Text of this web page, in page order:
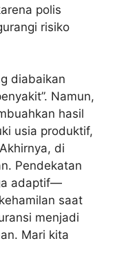
polis
risiko
diabaikan
Namun,
hasil
usia produktif,
di
Pendekatan
adaptif—
saat
menjadi
Mari kita